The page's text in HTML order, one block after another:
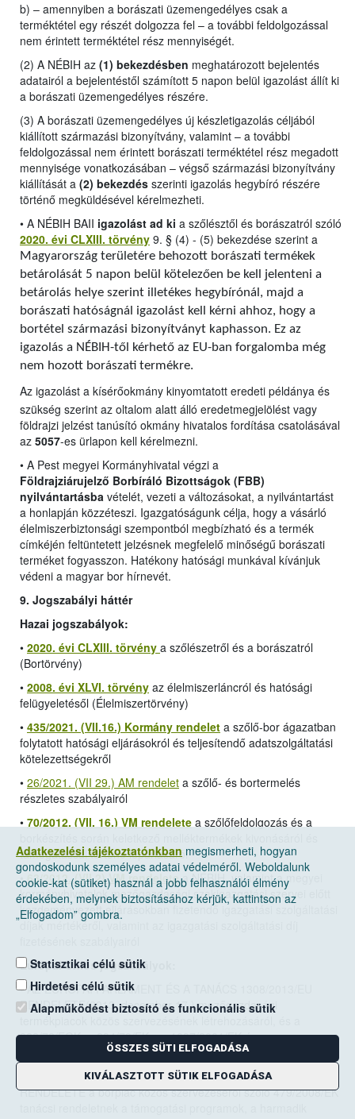
b) – amennyiben a borászati üzemengedélyes csak a
terméktétel egy részét dolgozza fel – a további feldolgozással
nem érintett terméktétel rész mennyiségét.
(2) A NÉBIH az (1) bekezdésben meghatározott bejelentés
adatairól a bejelentéstől számított 5 napon belül igazolást állít ki
a borászati üzemengedélyes részére.
(3) A borászati üzemengedélyes új készletigazolás céljából
kiállított származási bizonyítvány, valamint – a további
feldolgozással nem érintett borászati terméktétel rész megadott
mennyisége vonatkozásában – végső származási bizonyítvány
kiállítását a (2) bekezdés szerinti igazolás hegybíró részére
történő megküldésével kérelmezheti.
• A NÉBIH BAII igazolást ad ki a szőlésztől és borászatról szóló
2020. évi CLXIII. törvény 9. § (4) - (5) bekezdése szerint a
Magyarország területére behozott borászati termékek
betárolását 5 napon belül kötelezően be kell jelenteni a
betárolás helye szerint illetékes hegybírónál, majd a
borászati hatóságnál igazolást kell kérni ahhoz, hogy a
bortétel származási bizonyítványt kaphasson. Ez az
igazolás a NÉBIH-től kérhető az EU-ban forgalomba még
nem hozott borászati termékre.
Az igazolást a kísérőokmány kinyomtatott eredeti példánya és
szükség szerint az oltalom alatt álló eredetmegjelölést vagy
földrajzi jelzést tanúsító okmány hivatalos fordítása csatolásával
az 5057-es ürlapon kell kérelmezni.
• A Pest megyei Kormányhivatal végzi a
Földrajziárujelző Borbíráló Bizottságok (FBB)
nyilvántartásba vételét, vezeti a változásokat, a nyilvántartást
a honlapján közzéteszi. Igazgatóságunk célja, hogy a vásárló
élelmiszerbiztonsági szempontból megbízható és a termék
címkéjén feltüntetett jelzésnek megfelelő minőségű borászati
terméket fogyasszon. Hatékony hatósági munkával kívánjuk
védeni a magyar bor hírnevét.
9. Jogszabályi háttér
Hazai jogszabályok:
• 2020. évi CLXIII. törvény a szőlészetről és a borászatról
(Bortörvény)
• 2008. évi XLVI. törvény az élelmiszerláncról és hatósági
felügyeletésől (Élelmiszertörvény)
• 435/2021. (VII.16.) Kormány rendelet a szőlő-bor ágazatban
folytatott hatósági eljárásokról és teljesítendő adatszolgáltatási
kötelezettségekről
• 26/2021. (VII 29.) AM rendelet a szőlő- és bortermelés
részletes szabályairól
• 70/2012. (VII. 16.) VM rendelete a szőlőfeldolgozás és a
támogatással történő lepárlásáról
•63/2012. (VII.2) VM rendeletea NÉBIH, valamint a megyei
kormányhivatalok mezőgazdasági szakigazgatási szervei előtt
kezdeményezett eljárásokban fizetendő igazgatási szolgáltatási
díjak mértékéről, valamint az igazgatási szolgáltatási díj
Európai Uniós jogszabályok:
• AZ EURÓPAI PARLAMENT ÉS A TANÁCS 1308/2013/EU
RENDELETE(2013. december 17.) mezőgazdasági
922/72/EGK, a 234/79/EK, az 1037/2001/EK és az
1234/2007/EK tanácsi rendelet hatályon kívül helyezéséről
• A BIZOTTSÁG 2008. június 27.-én hozott 555/2008/EK
RENDELETE a borpiac közös szervezéséről szóló 479/2008/EK
Adatkezelési tájékoztatónkban megismerheti, hogyan
gondoskodunk személyes adatai védelméről. Weboldalunk
cookie-kat (sütiket) használ a jobb felhasználói élmény
érdekében, melynek biztosításához kérjük, kattintson az
„Elfogadom” gombra.
Statisztikai célú sütik
Hirdetési célú sütik
Alapműködést biztosító és funkcionális sütik
ÖSSZES SÜTI ELFOGADÁSA
KIVÁLASZTOTT SÜTIK ELFOGADÁSA